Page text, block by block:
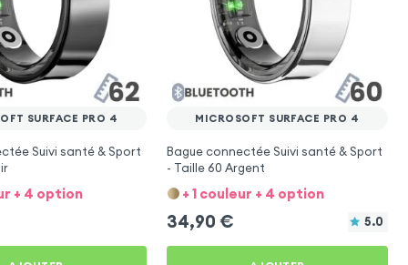
SURFACE PRO 4
Suivi santé & Sport
+ 4 option
MICROSOFT SURFACE PRO 4
Bague connectée Suivi santé & Sport
- Taille 60 Argent
+ 1 couleur + 4 option
34,90 € 5.0